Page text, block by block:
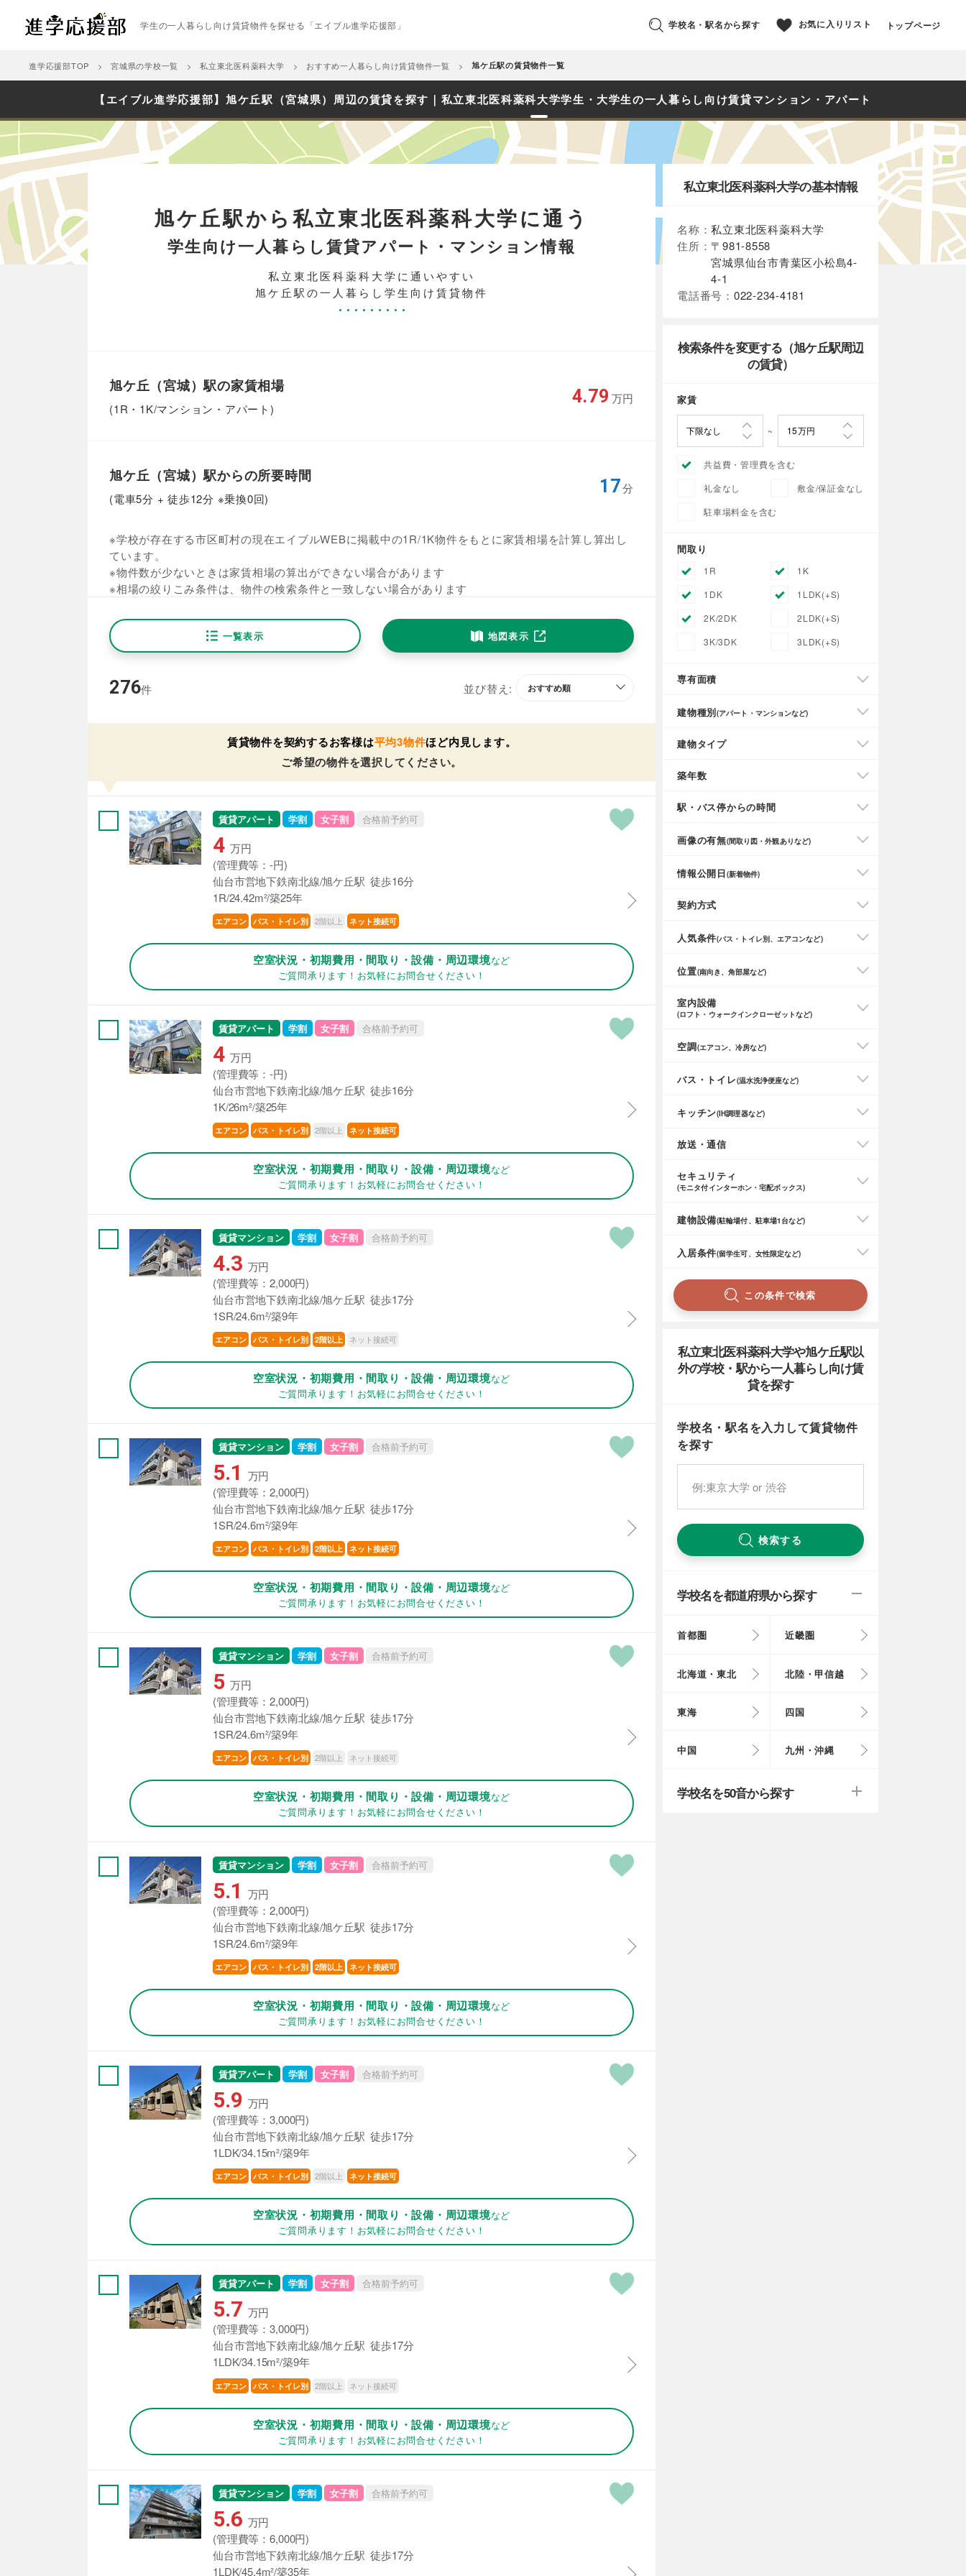
学生の一人暮らし向け賃貸物件を探せる「エイブル進学応援部」 学校名・駅名から探す お気に入りリスト トップページ
進学応援部TOP 宮城県の学校一覧 私立東北医科薬科大学 おすすめ一人暮らし向け賃貸物件一覧 旭ケ丘駅の賃貸物件一覧
【エイブル進学応援部】旭ケ丘駅（宮城県）周辺の賃貸を探す｜私立東北医科薬科大学学生・大学生の一人暮らし向け賃貸マンション・アパート
旭ケ丘駅から私立東北医科薬科大学に通う
学生向け一人暮らし賃貸アパート・マンション情報
私立東北医科薬科大学に通いやすい
旭ケ丘駅の一人暮らし学生向け賃貸物件
旭ケ丘（宮城）駅の家賃相場
(1R・1K/マンション・アパート)
4.79 万円
旭ケ丘（宮城）駅からの所要時間
(電車5分 + 徒歩12分 ※乗換0回)
17分
※学校が存在する市区町村の現在エイブルWEBに掲載中の1R/1K物件をもとに家賃相場を計算し算出し
ています。
※物件数が少ないときは家賃相場の算出ができない場合があります
※相場の絞りこみ条件は、物件の検索条件と一致しない場合があります
一覧表示 地図表示
276件 並び替え:
賃貸物件を契約するお客様は平均3物件ほど内見します。
ご希望の物件を選択してください。
賃貸アパート 学割 女子割 合格前予約可
4 万円
(管理費等：-円)
仙台市営地下鉄南北線/旭ケ丘駅 徒歩16分
1R/24.42m²/築25年
エアコン バス・トイレ別 2階以上 ネット接続可
空室状況・初期費用・間取り・設備・周辺環境など
ご質問承ります！お気軽にお問合せください！
賃貸アパート 学割 女子割 合格前予約可
4 万円
(管理費等：-円)
仙台市営地下鉄南北線/旭ケ丘駅 徒歩16分
1K/26m²/築25年
エアコン バス・トイレ別 2階以上 ネット接続可
空室状況・初期費用・間取り・設備・周辺環境など
ご質問承ります！お気軽にお問合せください！
賃貸マンション 学割 女子割 合格前予約可
4.3 万円
(管理費等：2,000円)
仙台市営地下鉄南北線/旭ケ丘駅 徒歩17分
1SR/24.6m²/築9年
エアコン バス・トイレ別 2階以上 ネット接続可
空室状況・初期費用・間取り・設備・周辺環境など
ご質問承ります！お気軽にお問合せください！
賃貸マンション 学割 女子割 合格前予約可
5.1 万円
(管理費等：2,000円)
仙台市営地下鉄南北線/旭ケ丘駅 徒歩17分
1SR/24.6m²/築9年
エアコン バス・トイレ別 2階以上 ネット接続可
空室状況・初期費用・間取り・設備・周辺環境など
ご質問承ります！お気軽にお問合せください！
賃貸マンション 学割 女子割 合格前予約可
5 万円
(管理費等：2,000円)
仙台市営地下鉄南北線/旭ケ丘駅 徒歩17分
1SR/24.6m²/築9年
エアコン バス・トイレ別 2階以上 ネット接続可
空室状況・初期費用・間取り・設備・周辺環境など
ご質問承ります！お気軽にお問合せください！
賃貸マンション 学割 女子割 合格前予約可
5.1 万円
(管理費等：2,000円)
仙台市営地下鉄南北線/旭ケ丘駅 徒歩17分
1SR/24.6m²/築9年
エアコン バス・トイレ別 2階以上 ネット接続可
空室状況・初期費用・間取り・設備・周辺環境など
ご質問承ります！お気軽にお問合せください！
賃貸アパート 学割 女子割 合格前予約可
5.9 万円
(管理費等：3,000円)
仙台市営地下鉄南北線/旭ケ丘駅 徒歩17分
1LDK/34.15m²/築9年
エアコン バス・トイレ別 2階以上 ネット接続可
空室状況・初期費用・間取り・設備・周辺環境など
ご質問承ります！お気軽にお問合せください！
賃貸アパート 学割 女子割 合格前予約可
5.7 万円
(管理費等：3,000円)
仙台市営地下鉄南北線/旭ケ丘駅 徒歩17分
1LDK/34.15m²/築9年
エアコン バス・トイレ別 2階以上 ネット接続可
空室状況・初期費用・間取り・設備・周辺環境など
ご質問承ります！お気軽にお問合せください！
賃貸マンション 学割 女子割 合格前予約可
5.6 万円
(管理費等：6,000円)
仙台市営地下鉄南北線/旭ケ丘駅 徒歩17分
1LDK/45.4m²/築35年
私立東北医科薬科大学の基本情報
名称：私立東北医科薬科大学
住所： 〒981-8558
宮城県仙台市青葉区小松島4-
4-1
電話番号： 022-234-4181
検索条件を変更する（旭ケ丘駅周辺
の賃貸）
家賃
共益費・管理費を含む
礼金なし
敷金/保証金なし
駐車場料金を含む
間取り
1R
1K
1DK
1LDK(+S)
2K/2DK
2LDK(+S)
3K/3DK
3LDK(+S)
専有面積
建物種別(アパート・マンションなど)
建物タイプ
築年数
駅・バス停からの時間
画像の有無(間取り図・外観ありなど)
情報公開日(新着物件)
契約方式
人気条件(バス・トイレ別、エアコンなど)
位置(南向き、角部屋など)
室内設備
(ロフト・ウォークインクローゼットなど)
空調(エアコン、冷房など)
バス・トイレ(温水洗浄便座など)
キッチン(IH調理器など)
放送・通信
セキュリティ
(モニタ付インターホン・宅配ボックス)
建物設備(駐輪場付、駐車場1台など)
入居条件(留学生可、女性限定など)
この条件で検索
私立東北医科薬科大学や旭ケ丘駅以
外の学校・駅から一人暮らし向け賃
貸を探す
学校名・駅名を入力して賃貸物件
を探す
検索する
学校名を都道府県から探す
首都圏 近畿圏
北海道・東北 北陸・甲信越
東海 四国
中国 九州・沖縄
学校名を50音から探す